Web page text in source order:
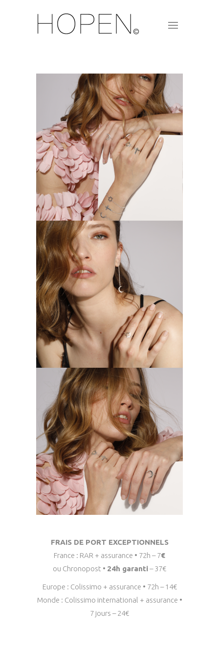
BRACELETS «MIXT»
Mixte-Argent
40.00€ – 70.00 € Plage de prix :
BOUCLE D’OREILLE «MIXT»
Mixte-Argent
30.00 50.00€Plage de prix :
BAGUES «MIXT»
Mixte sur mesure-Argent
30.00€ – 55.00€Plage de prix :
FRAIS DE PORT EXCEPTIONNELS
France : RAR + assurance • 72h – 7€
ou Chronopost • 24h garanti– 37€
Europe : Colissimo + assurance • 72h – 14€
Monde : Colissimo international + assurance •
7 jours – 24€